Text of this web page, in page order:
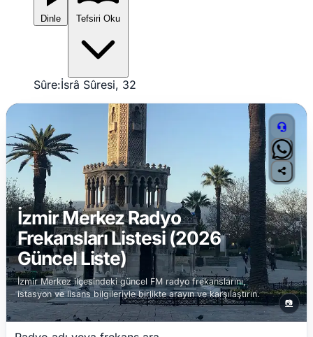
Dinle
Sûre:İsrâ Sûresi, 32
📷
İzmir Merkez Radyo
Frekansları Listesi (2026
Güncel Liste)
İzmir Merkez ilçesindeki güncel FM radyo frekanslarını,
istasyon ve lisans bilgileriyle birlikte arayın ve karşılaştırın.